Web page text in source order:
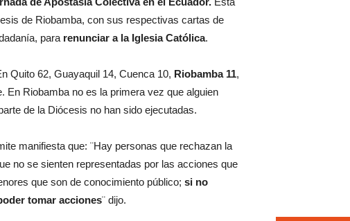
de Riobamba, con sus respectivas cartas de
para renunciar a la Iglesia Católica.
Quito 62, Guayaquil 14, Cuenca 10, Riobamba 11,
En Riobamba no es la primera vez que alguien
de la Diócesis no han sido ejecutadas.
manifiesta que: ¨Hay personas que rechazan la
no se sienten representadas por las acciones que
que son de conocimiento público; si no
tomar acciones¨ dijo.